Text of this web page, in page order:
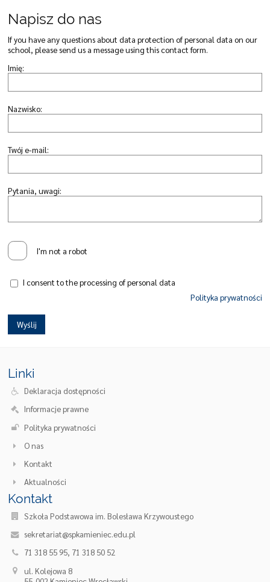
Napisz do nas
If you have any questions about data protection of personal data on our
school, please send us a message using this contact form.
Imię:
Nazwisko:
Twój e-mail:
Pytania, uwagi:
I'm not a robot
I consent to the processing of personal data
Polityka prywatności
Linki
Deklaracja dostępności
Informacje prawne
Polityka prywatności
O nas
Kontakt
Aktualności
Kontakt
Szkoła Podstawowa im. Bolesława Krzywoustego
sekretariat@spkamieniec.edu.pl
71 318 55 95, 71 318 50 52
ul. Kolejowa 8